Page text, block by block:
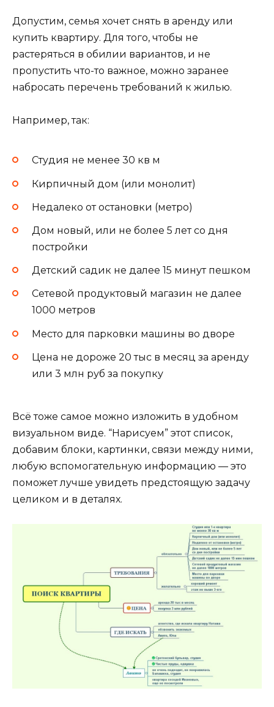
Допустим, семья хочет снять в аренду или
купить квартиру. Для того, чтобы не
растеряться в обилии вариантов, и не
пропустить что-то важное, можно заранее
набросать перечень требований к жилью.
Например, так:
Студия не менее 30 кв м
Кирпичный дом (или монолит)
Недалеко от остановки (метро)
Дом новый, или не более 5 лет со дня
постройки
Детский садик не далее 15 минут пешком
Сетевой продуктовый магазин не далее
1000 метров
Место для парковки машины во дворе
Цена не дороже 20 тыс в месяц за аренду
или 3 млн руб за покупку
Всё тоже самое можно изложить в удобном
визуальном виде. “Нарисуем” этот список,
добавим блоки, картинки, связи между ними,
любую вспомогательную информацию — это
поможет лучше увидеть предстоящую задачу
целиком и в деталях.